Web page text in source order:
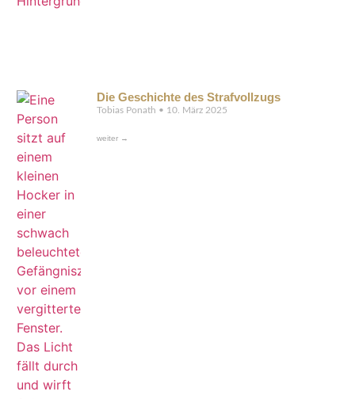
Die Geschichte des Strafvollzugs
Tobias Ponath 10. März 2025
weiter →